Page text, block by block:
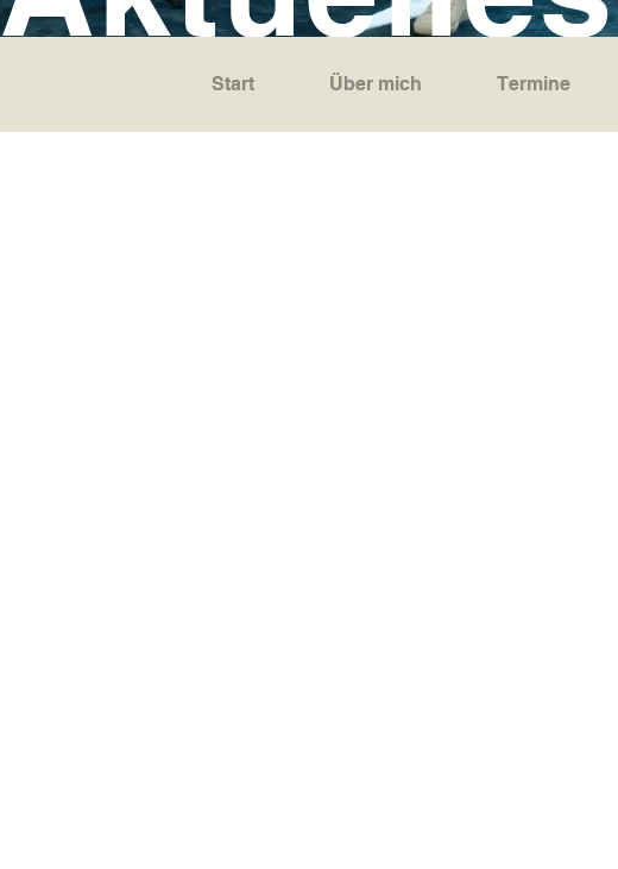
Start Über mich Termine